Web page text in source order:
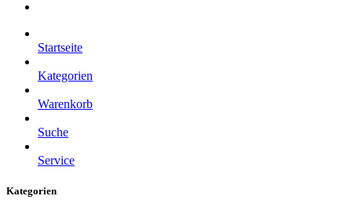
Startseite
Kategorien
Warenkorb
Suche
Service
Kategorien